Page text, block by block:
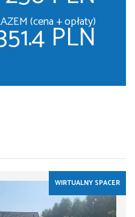
(cena + opłaty)
PLN
WIRTUALNY SPACER